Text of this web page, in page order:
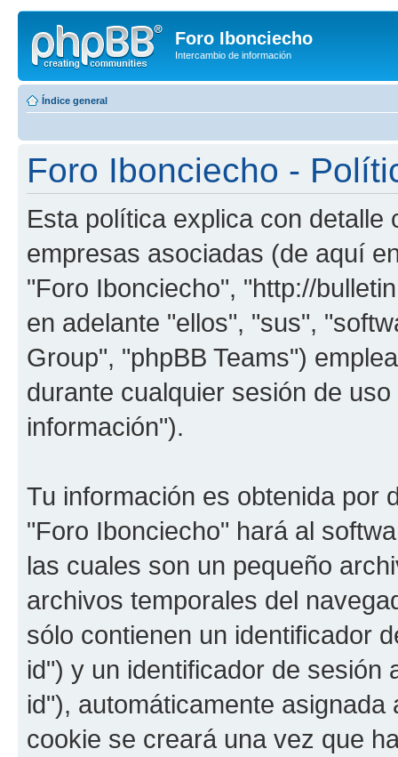
Foro Ibonciecho
Intercambio de información
Índice general
Foro Ibonciecho -
Esta política explica con
empresas asociadas (de aquí
"Foro Ibonciecho", "http://
en adelante "ellos", "sus",
Group", "phpBB Teams")
durante cualquier sesión de
información").
Tu información es obtenida por
"Foro Ibonciecho" hará al
las cuales son un pequeño
archivos temporales del
sólo contienen un identificador
id") y un identificador de sesión
id"), automáticamente
cookie se creará una vez que